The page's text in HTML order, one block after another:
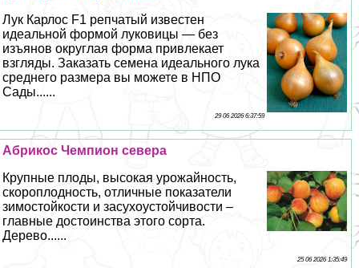
Лук Карлос F1 репчатый известен
идеальной формой луковицы — без
изъянов округлая форма привлекает
взгляды. Заказать семена идеального лука
среднего размера вы можете в НПО
Сады......
29 06 2026 6:37:59
Абрикос Чемпион севера
Крупные плоды, высокая урожайность,
скороплодность, отличные показатели
зимостойкости и засухоустойчивости –
главные достоинства этого сорта.
Дерево......
25 06 2026 1:35:49